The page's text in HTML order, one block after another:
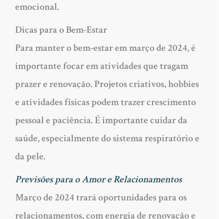
emocional.
Dicas para o Bem-Estar
Para manter o bem-estar em março de 2024, é
importante focar em atividades que tragam
prazer e renovação. Projetos criativos, hobbies
e atividades físicas podem trazer crescimento
pessoal e paciência. É importante cuidar da
saúde, especialmente do sistema respiratório e
da pele.
Previsões para o Amor e Relacionamentos
Março de 2024 trará oportunidades para os
relacionamentos, com energia de renovação e